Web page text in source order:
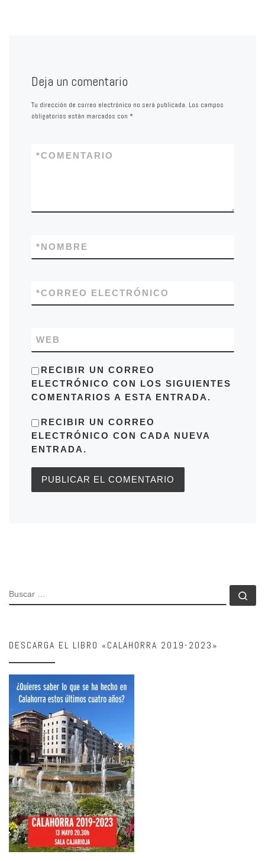
Deja un comentario
Tu dirección de correo electrónico no será publicada. Los campos
obligatorios están marcados con *
COMENTARIO
*
NOMBRE
*
CORREO ELECTRÓNICO
*
WEB
RECIBIR UN CORREO
ELECTRÓNICO CON LOS SIGUIENTES
COMENTARIOS A ESTA ENTRADA.
RECIBIR UN CORREO
ELECTRÓNICO CON CADA NUEVA
ENTRADA.
BUSCAR
DESCARGA EL LIBRO «CALAHORRA 2019-2023»